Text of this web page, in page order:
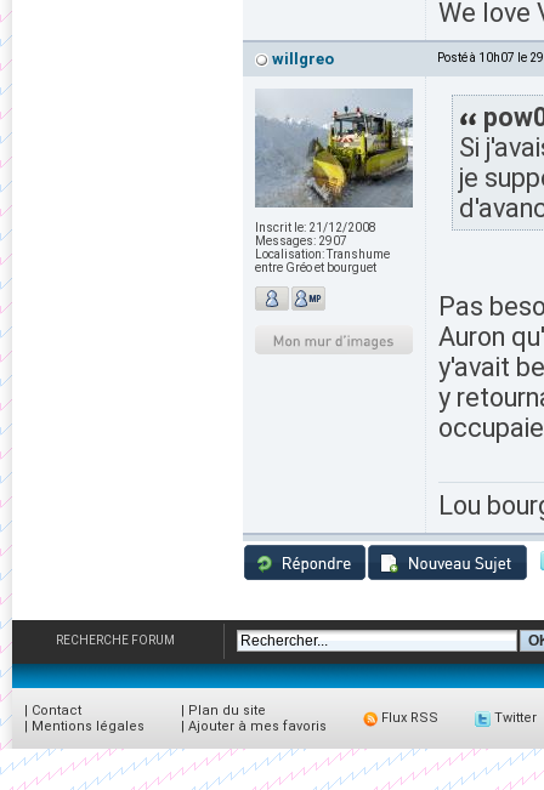
We love
willgreo Posté à 10h07 le
Inscrit le: 21/12/2008
Messages: 2907
Localisation:Transhume
entre Gréo et bourguet
Si
je
Pas
Auron
y'avait
y
Lou
RECHERCHE FORUM
| Contact
| Mentions légales
| Plan du site
| Ajouter à mes favoris
Flux RSS Twitter